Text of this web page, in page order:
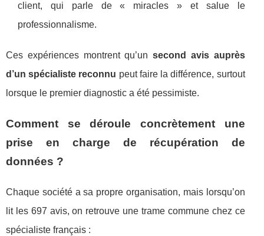
client, qui parle de « miracles » et salue le
professionnalisme.
Ces expériences montrent qu’unsecond avis auprès
d’un spécialiste reconnu peut faire la différence, surtout
lorsque le premier diagnostic a été pessimiste.
Comment se déroule concrètement une
prise en charge de récupération de
données ?
Chaque société a sa propre organisation, mais lorsqu’on
lit les 697 avis, on retrouve une trame commune chez ce
spécialiste français :